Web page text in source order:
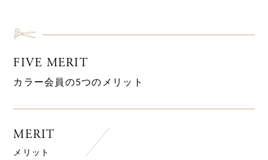
FIVE MERIT
カラー会員の5つのメリット
MERIT
メリット